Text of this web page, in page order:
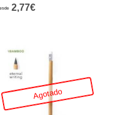
2,77€
Agotado